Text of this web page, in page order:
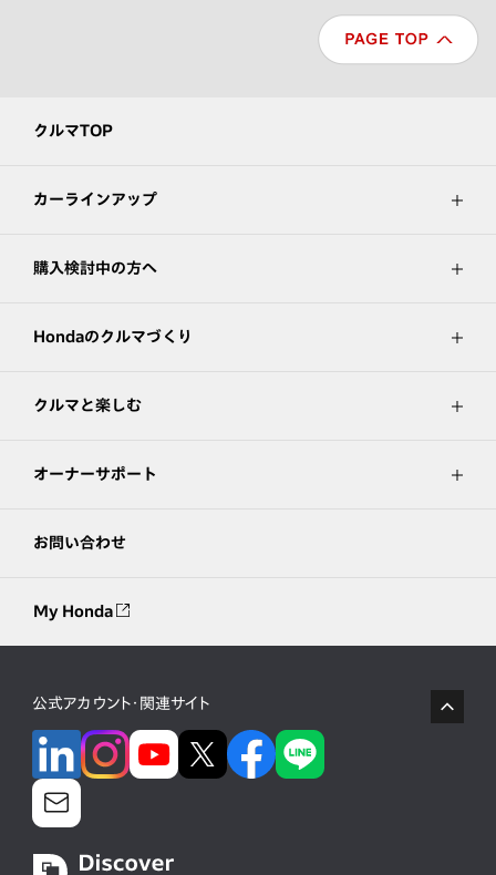
クルマTOP
カーラインアップ
購入検討中の方へ
Hondaのクルマづくり
クルマと楽しむ
オーナーサポート
お問い合わせ
My Honda
公式アカウント・関連サイト